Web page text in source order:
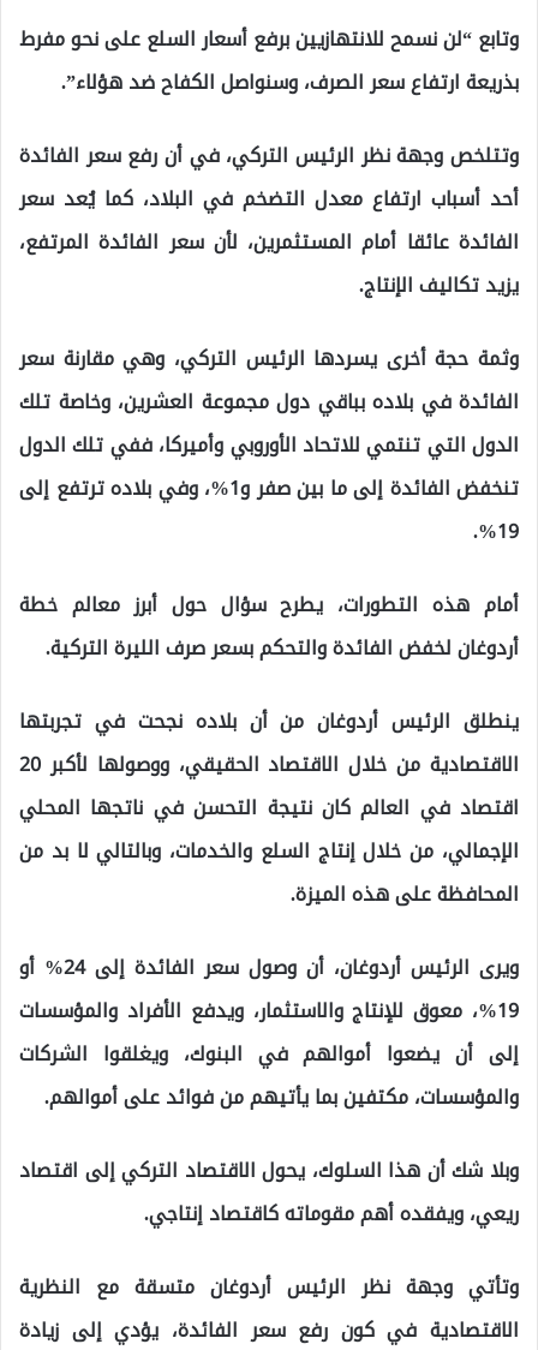
وتابع “لن نسمح للانتهازيين برفع أسعار السلع على نحو مفرط
بذريعة ارتفاع سعر الصرف، وسنواصل الكفاح ضد هؤلاء”.
وتتلخص وجهة نظر الرئيس التركي، في أن رفع سعر الفائدة
أحد أسباب ارتفاع معدل التضخم في البلاد، كما يُعد سعر
الفائدة عائقا أمام المستثمرين، لأن سعر الفائدة المرتفع،
يزيد تكاليف الإنتاج.
وثمة حجة أخرى يسردها الرئيس التركي، وهي مقارنة سعر
الفائدة في بلاده بباقي دول مجموعة العشرين، وخاصة تلك
الدول التي تنتمي للاتحاد الأوروبي وأميركا، ففي تلك الدول
تنخفض الفائدة إلى ما بين صفر و1%، وفي بلاده ترتفع إلى
19%.
أمام هذه التطورات، يطرح سؤال حول أبرز معالم خطة
أردوغان لخفض الفائدة والتحكم بسعر صرف الليرة التركية.
ينطلق الرئيس أردوغان من أن بلاده نجحت في تجربتها
الاقتصادية من خلال الاقتصاد الحقيقي، ووصولها لأكبر 20
اقتصاد في العالم كان نتيجة التحسن في ناتجها المحلي
الإجمالي، من خلال إنتاج السلع والخدمات، وبالتالي لا بد من
المحافظة على هذه الميزة.
ويرى الرئيس أردوغان، أن وصول سعر الفائدة إلى 24% أو
19%، معوق للإنتاج والاستثمار، ويدفع الأفراد والمؤسسات
إلى أن يضعوا أموالهم في البنوك، ويغلقوا الشركات
والمؤسسات، مكتفين بما يأتيهم من فوائد على أموالهم.
وبلا شك أن هذا السلوك، يحول الاقتصاد التركي إلى اقتصاد
ريعي، ويفقده أهم مقوماته كاقتصاد إنتاجي.
وتأتي وجهة نظر الرئيس أردوغان متسقة مع النظرية
الاقتصادية في كون رفع سعر الفائدة، يؤدي إلى زيادة